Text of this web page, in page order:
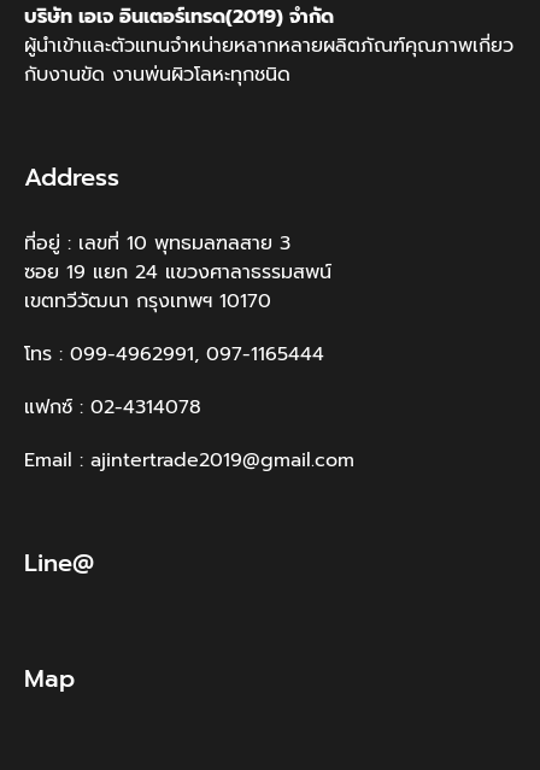
บริษัท เอเจ อินเตอร์เทรด(2019) จำกัด
ผู้นำเข้าและตัวแทนจำหน่ายหลากหลายผลิตภัณฑ์คุณภาพเกี่ยว
กับงานขัด งานพ่นผิวโลหะทุกชนิด
Address
ที่อยู่ : เลขที่ 10 พุทธมลฑลสาย 3
ซอย 19 แยก 24 แขวงศาลาธรรมสพน์
เขตทวีวัฒนา กรุงเทพฯ 10170
โทร : 099-4962991, 097-1165444
แฟกซ์ : 02-4314078
Email : ajintertrade2019@gmail.com
Line@
Map